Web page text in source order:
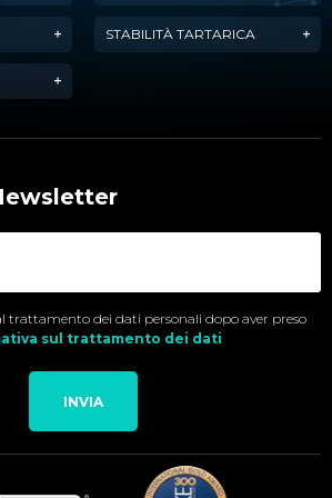
STABILITÀ TARTARICA
trattamento dei dati personali dopo aver preso
sul trattamento dei dati
INVIA